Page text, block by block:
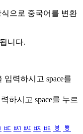
으로 중국어를 변환
니다.
입력하시고 space를
하시고 space를 누르
ㅳ ㅴ ㅵ ㅶ ㅷ ㅸ
ㅹ